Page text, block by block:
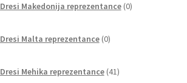
Dresi Makedonija reprezentance 0izdelkov
Dresi Malta reprezentance 0izdelkov
Dresi Mehika reprezentance 41izdelkov